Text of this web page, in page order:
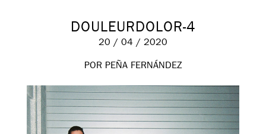
DOULEURDOLOR-4
20 / 04 / 2020
POR PEÑA FERNÁNDEZ